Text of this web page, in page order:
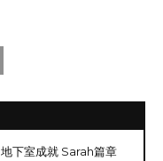
下室成就 Sarah篇章